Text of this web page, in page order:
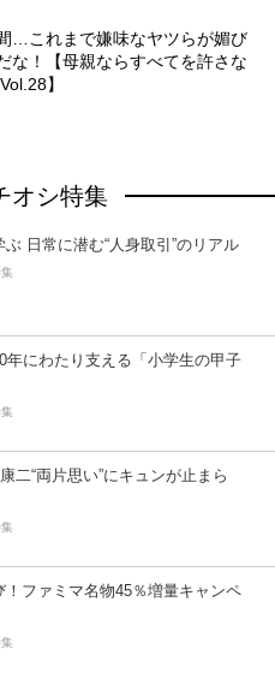
…これまで嫌味なヤツらが媚び
な！【母親ならすべてを許さな
】
オシ特集
日常に潜む“人身取引”のリアル
年にわたり支える「小学生の甲子
二“両片思い”にキュンが止まら
！ファミマ名物45％増量キャンペ